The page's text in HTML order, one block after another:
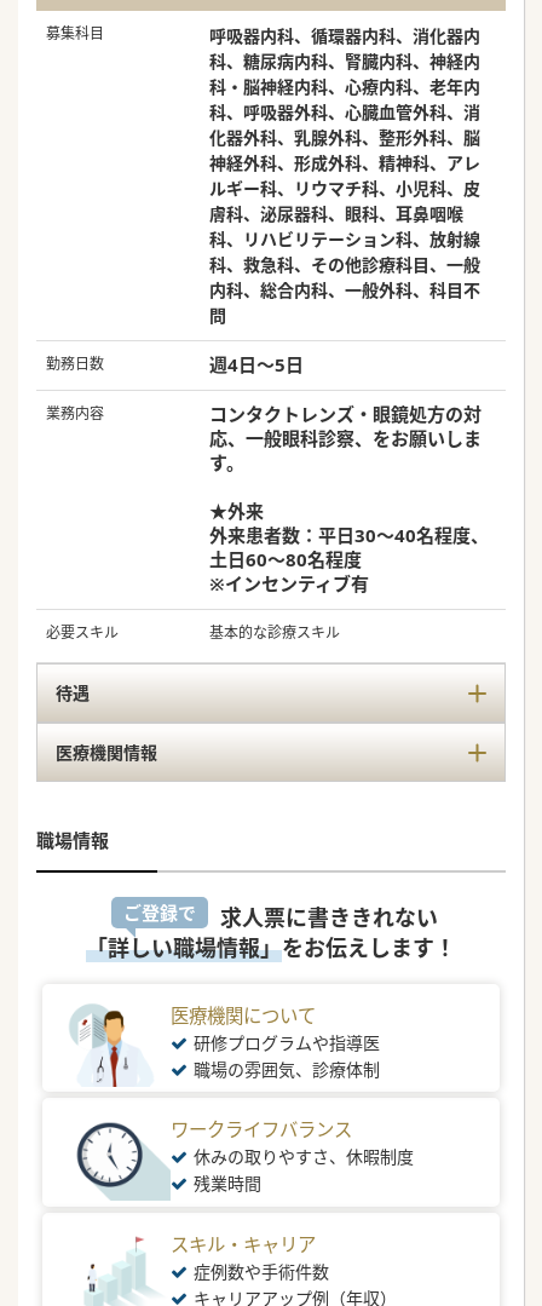
募集科目
呼吸器内科、循環器内科、消化器内
科、糖尿病内科、腎臓内科、神経内
科・脳神経内科、心療内科、老年内
科、呼吸器外科、心臓血管外科、消
化器外科、乳腺外科、整形外科、脳
神経外科、形成外科、精神科、アレ
ルギー科、リウマチ科、小児科、皮
膚科、泌尿器科、眼科、耳鼻咽喉
科、リハビリテーション科、放射線
科、救急科、その他診療科目、一般
内科、総合内科、一般外科、科目不
問
勤務日数 週4日～5日
業務内容
コンタクトレンズ・眼鏡処方の対
応、一般眼科診察、をお願いしま
す。
★外来
外来患者数：平日30～40名程度、
土日60～80名程度
※インセンティブ有
必要スキル 基本的な診療スキル
待遇
医療機関情報
職場情報
ご登録で
求人票に書ききれない
「詳しい職場情報」をお伝えします！
医療機関について
研修プログラムや指導医
職場の雰囲気、診療体制
ワークライフバランス
休みの取りやすさ、休暇制度
残業時間
スキル・キャリア
症例数や手術件数
キャリアアップ例（年収）